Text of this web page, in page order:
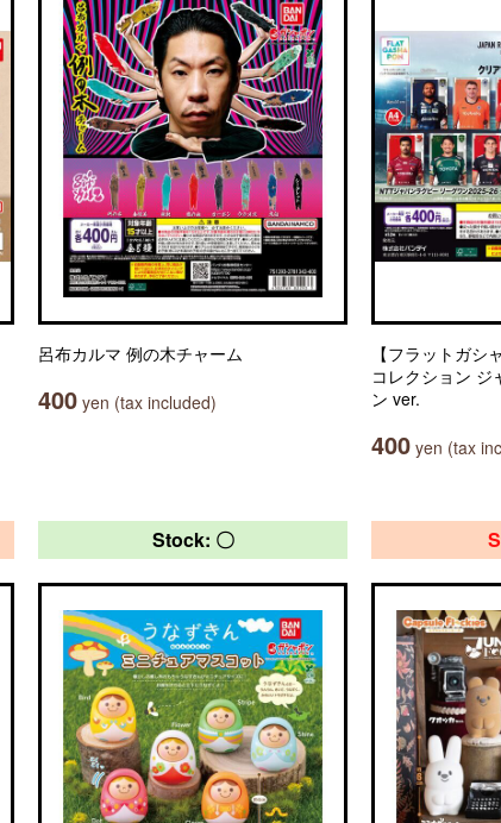
呂布カルマ 例の木チャーム
400 yen (tax included)
【フラットガシ
コレクション ジ
ン ver.
400 yen (tax
Stock: 〇